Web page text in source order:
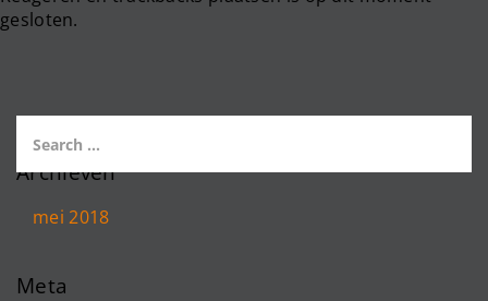
gesloten.
Archieven
mei 2018
Meta